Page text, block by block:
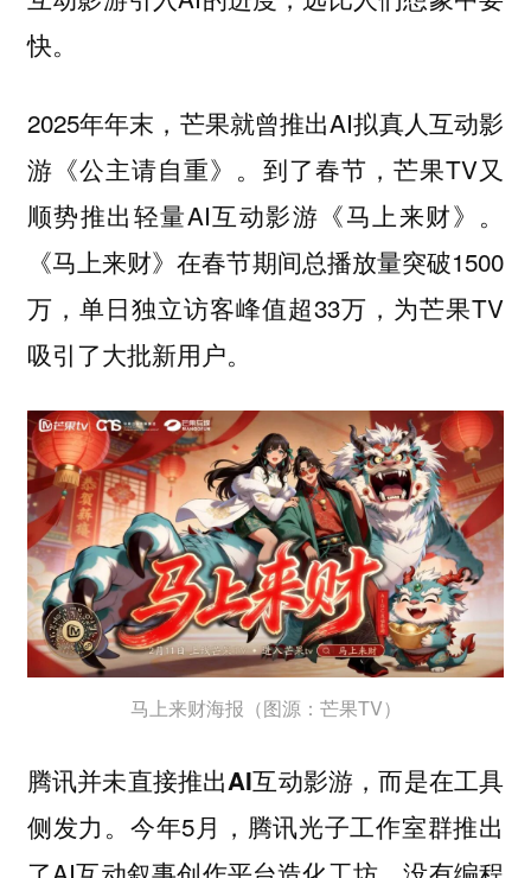
快。
2025年年末，芒果就曾推出AI拟真人互动影
游《公主请自重》。到了春节，芒果TV又
顺势推出轻量AI互动影游《马上来财》。
《马上来财》在春节期间总播放量突破1500
万，单日独立访客峰值超33万，为芒果TV
吸引了大批新用户。
马上来财海报（图源：芒果TV）
腾讯并未直接推出AI互动影游，而是在工具
侧发力 。今年5月，腾讯光子工作室群推出